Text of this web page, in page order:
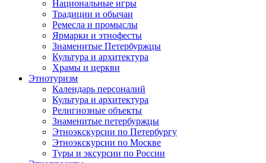
Национальные игры
Традиции и обычаи
Ремесла и промыслы
Ярмарки и этнофесты
Знаменитые Петербуржцы
Культура и архитектура
Храмы и церкви
Этнотуризм
Календарь персоналий
Культура и архитектура
Религиозные объекты
Знаменитые петербуржцы
Этноэкскурсии по Петербургу
Этноэкскурсии по Москве
Туры и эксурсии по России